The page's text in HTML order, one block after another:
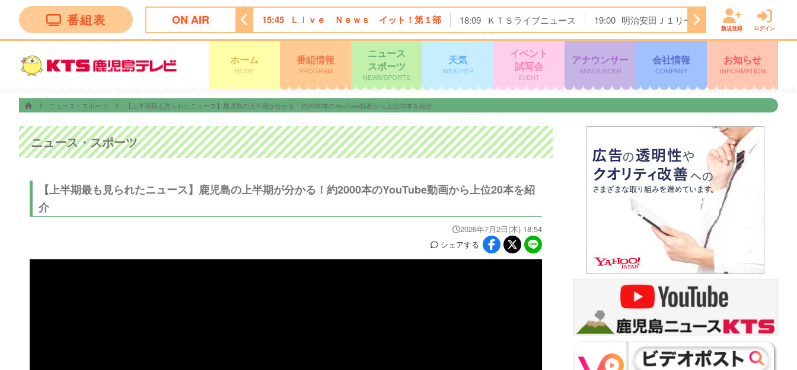
番組表 ON AIR
14:50 ぽよチャンネル ミキティダイニング 15:45 Ｌｉｖｅ Ｎｅｗｓ イット！第１部 18:09 ＫＴＳライブニュース 19:00 明治安田Ｊ１リーグ開幕戦 横浜Ｆ・マリ
新規登録 ログイン
ホーム
HOME
番組情報
PROGRAM
ニュース
スポーツ
NEWS/SPORTS
天気
WEATHER
イベント
試写会
EVENT
アナウンサー
ANNOUNCER
会社情報
COMPANY
お知らせ
INFORMATION
ニュース・スポーツ 【上半期最も見られたニュース】鹿児島の上半期が分かる！約2000本のYouTube動画から上位20本を紹介
ニュース・スポーツ
【上半期最も見られたニュース】鹿児島の上半期が分かる！約2000本のYouTube動画から上位20本を紹
介
2026年7月2日(木) 18:54
シェアする